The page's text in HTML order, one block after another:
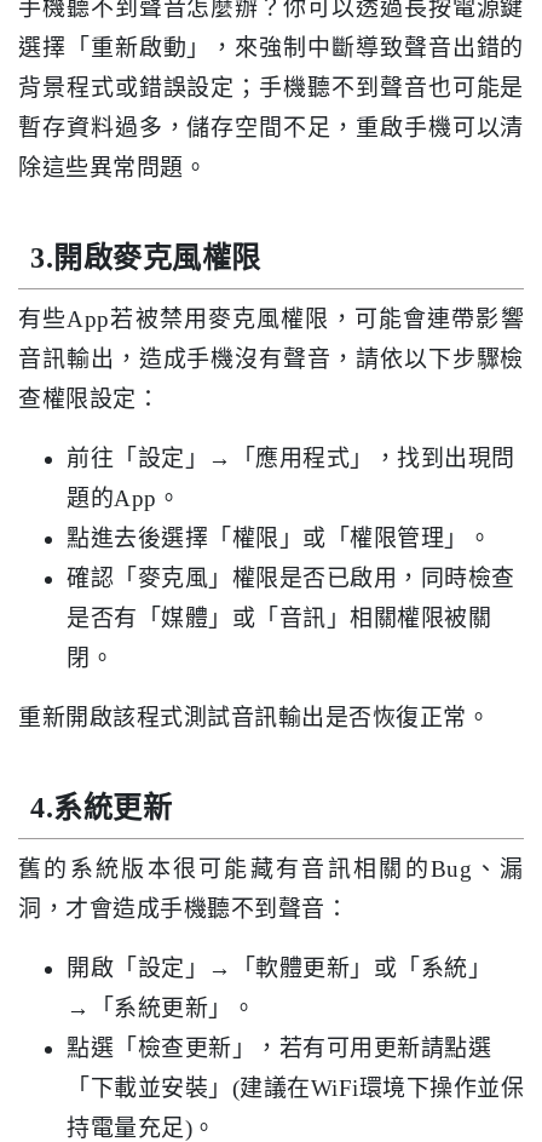
手機聽不到聲音怎麼辦？你可以透過長按電源鍵
選擇「重新啟動」，來強制中斷導致聲音出錯的
背景程式或錯誤設定；手機聽不到聲音也可能是
暫存資料過多，儲存空間不足，重啟手機可以清
除這些異常問題。
3.開啟麥克風權限
有些App若被禁用麥克風權限，可能會連帶影響
音訊輸出，造成手機沒有聲音，請依以下步驟檢
查權限設定：
前往「設定」→「應用程式」，找到出現問
題的App。
點進去後選擇「權限」或「權限管理」。
確認「麥克風」權限是否已啟用，同時檢查
是否有「媒體」或「音訊」相關權限被關
閉。
重新開啟該程式測試音訊輸出是否恢復正常。
4.系統更新
舊的系統版本很可能藏有音訊相關的Bug、漏
洞，才會造成手機聽不到聲音：
開啟「設定」→「軟體更新」或「系統」
→「系統更新」。
點選「檢查更新」，若有可用更新請點選
「下載並安裝」(建議在WiFi環境下操作並保
持電量充足)。